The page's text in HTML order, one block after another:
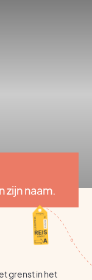
zijn naam.
grenst in het